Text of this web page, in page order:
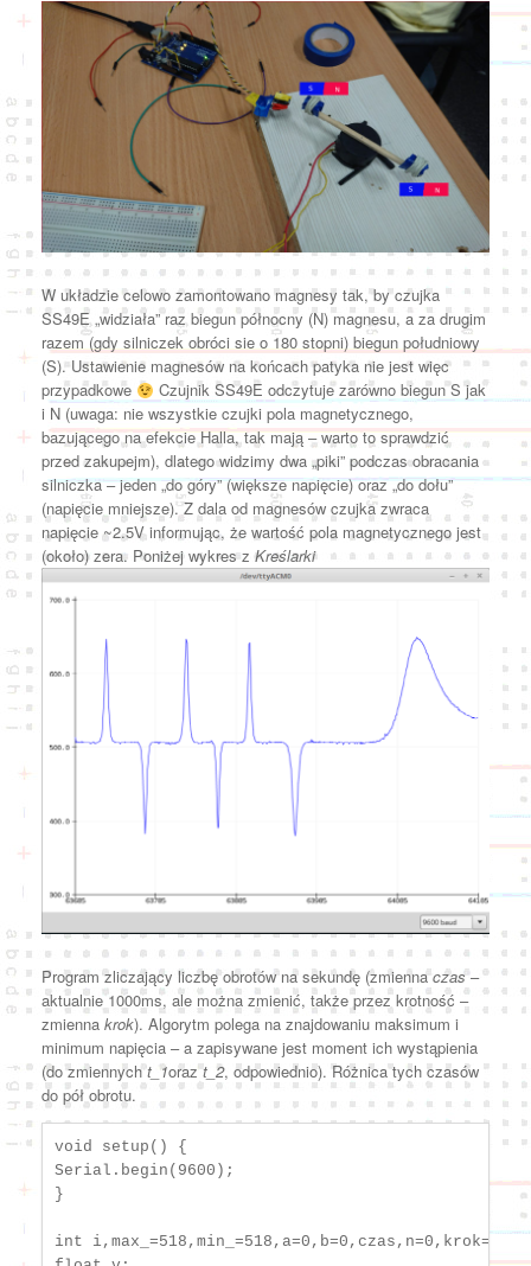
W układzie celowo zamontowano magnesy tak, by czujka
SS49E „widziała” raz biegun północny (N) magnesu, a za drugim
razem (gdy silniczek obróci sie o 180 stopni) biegun południowy
(S). Ustawienie magnesów na końcach patyka nie jest więc
przypadkowe
Czujnik SS49E odczytuje zarówno biegun S jak
i N (uwaga: nie wszystkie czujki pola magnetycznego,
bazującego na efekcie Halla, tak mają – warto to sprawdzić
przed zakupejm), dlatego widzimy dwa „piki” podczas obracania
silniczka – jeden „do góry” (większe napięcie) oraz „do dołu”
(napięcie mniejsze). Z dala od magnesów czujka zwraca
napięcie ~2.5V informując, że wartość pola magnetycznego jest
(około) zera. Poniżej wykres z Kreślarki
Program zliczający liczbę obrotów na sekundę (zmiennaczas–
aktualnie 1000ms, ale można zmienić, także przez krotność –
zmienna krok). Algorytm polega na znajdowaniu maksimum i
minimum napięcia – a zapisywane jest moment ich wystąpienia
(do zmiennycht_1orazt_2, odpowiednio). Różnica tych czasów
do pół obrotu.
void setup() {
Serial.begin(9600);
}
int i,max_=518,min_=518,a=0,b=0,czas,n=0,krok=1;